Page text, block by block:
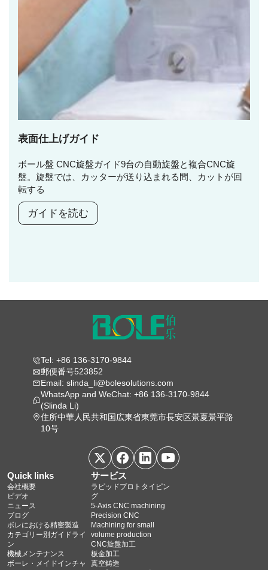
表面仕上げガイド
ボール盤 CNC旋盤ガイド9台の自動旋盤と複合CNC旋
盤。旋盤では、カッターが送り込まれる間、カットが回
転する
ガイドを読む
Tel: +86 136-3170-9844
郵便番号523852
Email: slinda_li@bolesolutions.com
WhatsApp and WeChat: +86 136-3170-9844
(Slinda Li)
住所中華人民共和国広東省東莞市長安区景夏景平路
10号
Quick links
会社概要
ビデオ
ニュース
ブログ
ボレにおける精密製造
カテゴリー別ガイドライ
ン
機械メンテナンス
ボーレ・メイドインチャ
サービス
ラピッドプロトタイピン
グ
5‑Axis CNC machining
Precision CNC
Machining for small
volume production
CNC旋盤加工
板金加工
真空鋳造